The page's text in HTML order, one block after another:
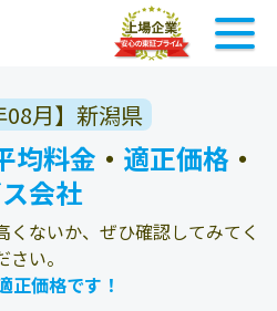
08月】新潟県
均料金 ・ 適正価格 ・
会社
くないか、ぜひ確認してみてく
さい。
正価格です！